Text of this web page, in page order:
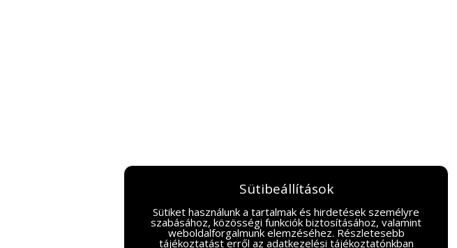
Sütibeállítások
Sütiket használunk a tartalmak és hirdetések személyre
szabásához, közösségi funkciók biztosításához, valamint
weboldalforgalmunk elemzéséhez. Részletesebb
tájékoztatást erről az adatkezelési tájékoztatónkban